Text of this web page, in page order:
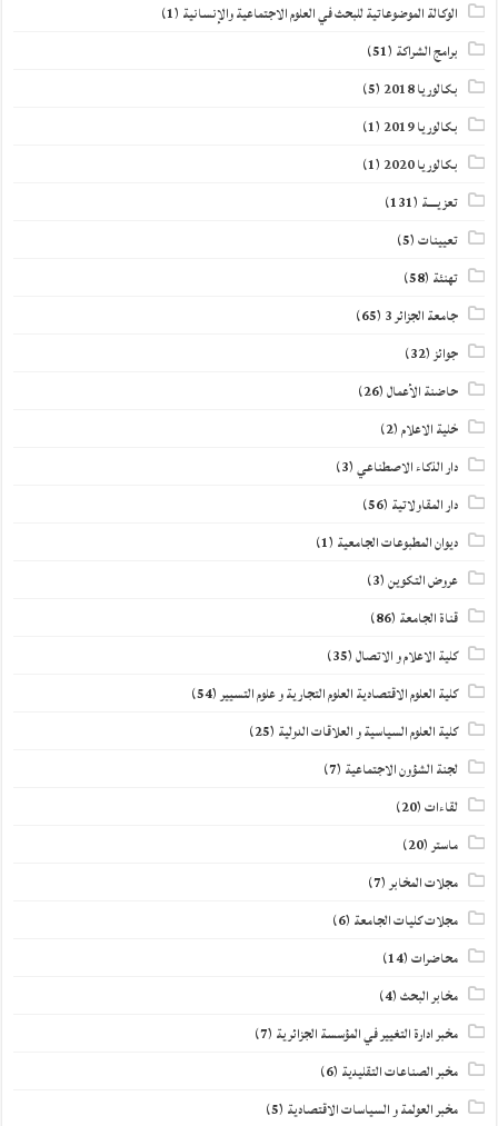
الوكالة الموضوعاتية للبحث في العلوم الاجتماعية والإنسانية (1)
برامج الشراكة (51)
بكالوريا 2018
(5)
بكالوريا 2019
(1)
بكالوريا 2020
(1)
تعزيــــة (131)
تعيينات(5)
تهنئة (58)
جامعة الجزائر 3 (65)
جوائز(32)
حاضنة الأعمال(26)
خلية الاعلام(2)
دار الذكاء الاصطناعي(3)
دار المقاولاتية (56)
ديوان المطبوعات الجامعية (1)
عروض التكوين(3)
قناة الجامعة (86)
كلية الاعلام و الاتصال(35)
كلية العلوم الاقتصادية العلوم التجارية و علوم التسيير(54)
كلية العلوم السياسية و العلاقات الدولية (25)
لجنة الشؤون الاجتماعية (7)
لقاءات(20)
ماستر(20)
مجلات المخابر(7)
مجلات كليات الجامعة (6)
محاضرات(14)
مخابر البحث(4)
مخبر ادارة التغيير في المؤسسة الجزائرية (7)
مخبر الصناعات التقليدية (6)
مخبر العولمة و السياسات الاقتصادية (5)